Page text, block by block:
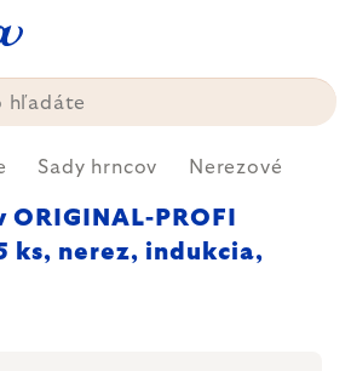
Sady hrncov Nerezové
PROFI
ks, nerez, indukcia,